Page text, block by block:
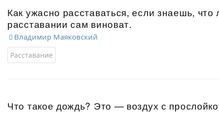
Как ужасно расставаться, если знаешь,
расставании сам виноват.
Владимир Маяковский
Расставание
Что такое дождь? Это — воздух с